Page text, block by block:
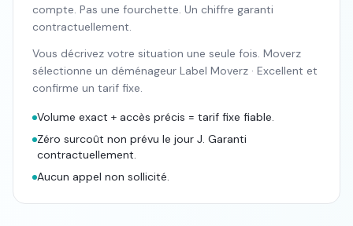
compte. Pas une fourchette. Un chiffre garanti
contractuellement.
Vous décrivez votre situation une seule fois. Moverz
sélectionne un déménageur Label Moverz · Excellent et
confirme un tarif fixe.
Volume exact + accès précis = tarif fixe fiable.
Zéro surcoût non prévu le jour J. Garanti
contractuellement.
Aucun appel non sollicité.